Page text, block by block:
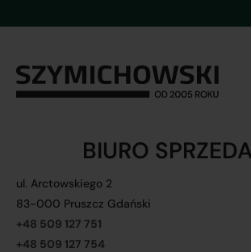
BIURO
ul. Arctowskiego 2
83-000 Pruszcz Gdański
+48 509 127 751
+48 509 127 754